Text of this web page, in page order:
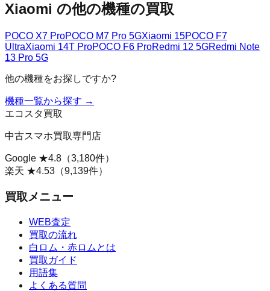
Xiaomi の他の機種の買取
POCO X7 ProPOCO M7 Pro 5GXiaomi 15POCO F7
UltraXiaomi 14T ProPOCO F6 ProRedmi 12 5GRedmi Note
13 Pro 5G
他の機種をお探しですか?
機種一覧から探す →
エコスタ買取
中古スマホ買取専門店
Google ★4.8 （3,180件）
楽天 ★4.53 （9,139件）
買取メニュー
WEB査定
買取の流れ
白ロム・赤ロムとは
買取ガイド
用語集
よくある質問